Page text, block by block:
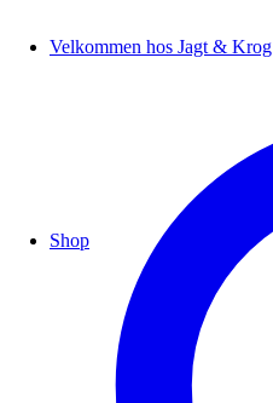
Velkommen hos Jagt & Krog
Shop